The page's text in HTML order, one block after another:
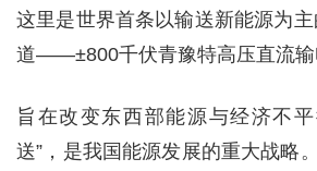
这里是世界首条以输送新能源为
道——±800千伏青豫特高压直流输
旨在改变东西部能源与经济不
送”，是我国能源发展的重大战略